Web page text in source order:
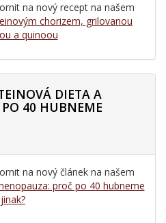
na nový recept na našem
chorizem, grilovanou
a quinoou
DIETA A
40 HUBNEME
na nový článek na našem
proč po 40 hubneme
jinak?